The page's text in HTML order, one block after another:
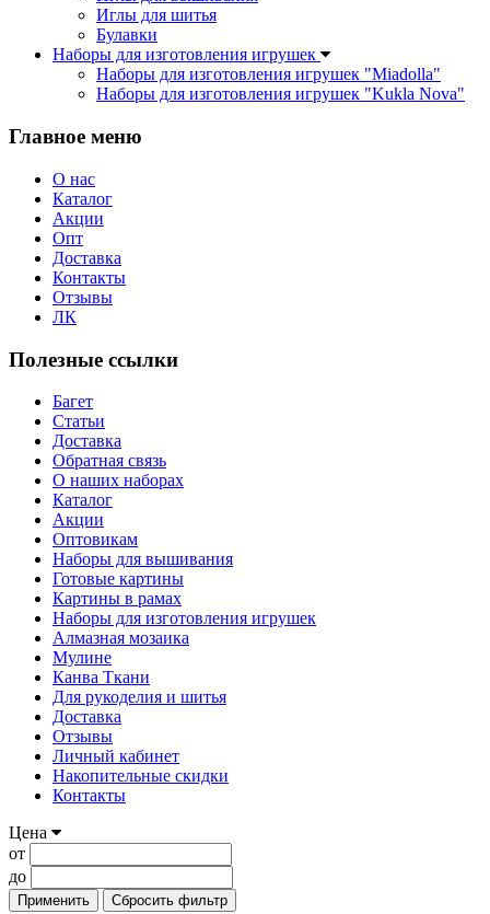
Иглы для шитья
Булавки
Наборы для изготовления игрушек
Наборы для изготовления игрушек "Miadolla"
Наборы для изготовления игрушек "Kukla Nova"
Главное меню
О нас
Каталог
Акции
Опт
Доставка
Контакты
Отзывы
ЛК
Полезные ссылки
Багет
Статьи
Доставка
Обратная связь
О наших наборах
Каталог
Акции
Оптовикам
Наборы для вышивания
Готовые картины
Картины в рамах
Наборы для изготовления игрушек
Алмазная мозаика
Мулине
Канва Ткани
Для рукоделия и шитья
Доставка
Отзывы
Личный кабинет
Накопительные скидки
Контакты
Цена
от
до
Применить Сбросить фильтр